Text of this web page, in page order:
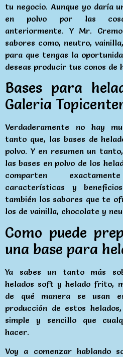
tu negocio. Aunque yo daría
en polvo por las
anteriormente. Y Mr.
sabores como, neutro,
para que tengas la
deseas producir tus conos de
Bases para
Galeria
Verdaderamente no hay
tanto que, las bases de
polvo. Y en resumen un
las bases en polvo de los
comparten
características y
también los sabores que te
los de vainilla, chocolate y
Como puede
una base para
Ya sabes un tanto más
helados soft y helado frito,
de qué manera se usan
producción de estos
simple y sencillo que
hacer.
Voy a comenzar hablando